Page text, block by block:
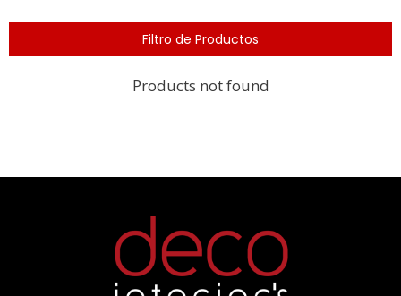
Filtro de Productos
Products not found